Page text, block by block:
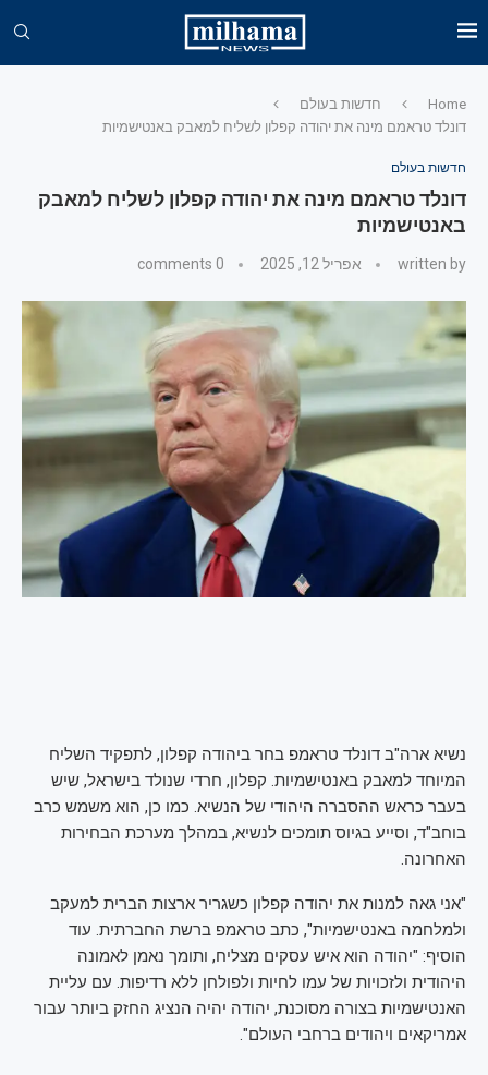
Home
חדשות בעולם
דונלד טראמם מינה את יהודה קפלון לשליח למאבק באנטישמיות
חדשות בעולם
דונלד טראמם מינה את יהודה קפלון לשליח למאבק
באנטישמיות
written by אפריל 12, 2025 0 comments
נשיא ארה"ב דונלד טראמפ בחר ביהודה קפלון, לתפקיד השליח
המיוחד למאבק באנטישמיות. קפלון, חרדי שנולד בישראל, שיש
בעבר כראש ההסברה היהודי של הנשיא. כמו כן, הוא משמש כרב
בוחב"ד, וסייע בגיוס תומכים לנשיא, במהלך מערכת הבחירות
האחרונה.
"אני גאה למנות את יהודה קפלון כשגריר ארצות הברית למעקב
ולמלחמה באנטישמיות", כתב טראמפ ברשת החברתית. עוד
הוסיף: "יהודה הוא איש עסקים מצליח, ותומך נאמן לאמונה
היהודית ולזכויות של עמו לחיות ולפולחן ללא רדיפות. עם עליית
האנטישמיות בצורה מסוכנת, יהודה יהיה הנציג החזק ביותר עבור
אמריקאים ויהודים ברחבי העולם".